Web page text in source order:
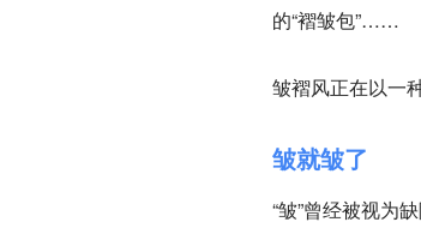
的“褶皱包”……
皱褶风正在以一
皱就皱了
“皱”曾经被视为